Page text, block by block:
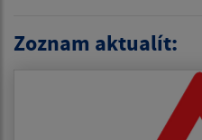
Zoznam aktualít: